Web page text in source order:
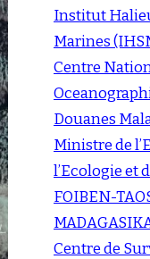
Institut
Marines
Centre
Douanes
Ministre de
l’Ecologie et
FOIBEN-
Centre de